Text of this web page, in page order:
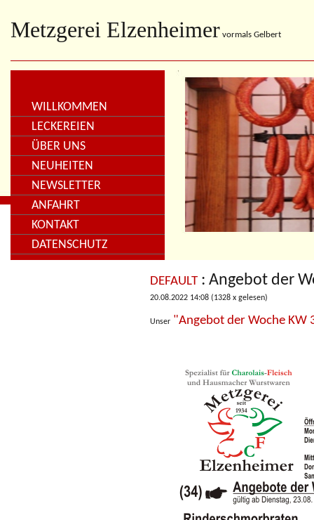
Metzgerei Elzenheimer vormals Gelbert
WILLKOMMEN
LECKEREIEN
ÜBER UNS
NEUHEITEN
NEWSLETTER
ANFAHRT
KONTAKT
DATENSCHUTZ
DEFAULT : Angebot der
20.08.2022 14:08 (1328 x gelesen)
Unser "Angebot der Woche KW